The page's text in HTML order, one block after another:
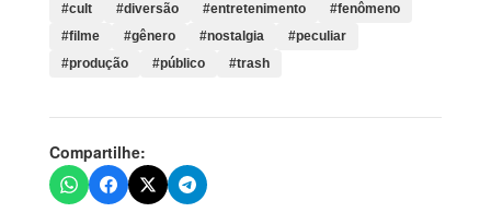
#cult
#diversão #entretenimento
#fenômeno
#filme
#gênero #nostalgia
#peculiar
#produção
#público #trash
Compartilhe: